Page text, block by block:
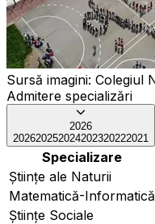
Sursă imagini: Colegiul
Admitere specializări
2026
202620252024202320222021
Specializare
Ştiinţe ale Naturii
Matematică-Informatică
Ştiinţe Sociale